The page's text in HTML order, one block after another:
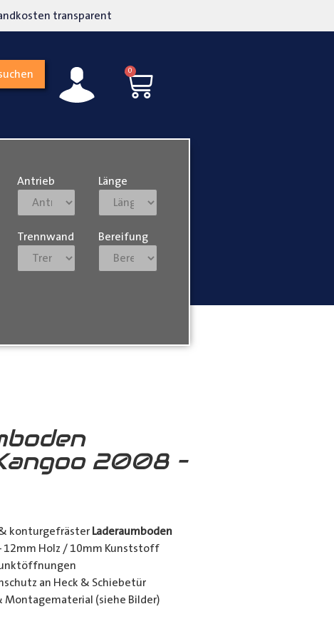
transparent
0
Antrieb Länge
Trennwand Bereifung
2008 –
konturgefräster Laderaumboden
12mm Holz / 10mm Kunststoff
an Heck & Schiebetür
Montagematerial (siehe Bilder)